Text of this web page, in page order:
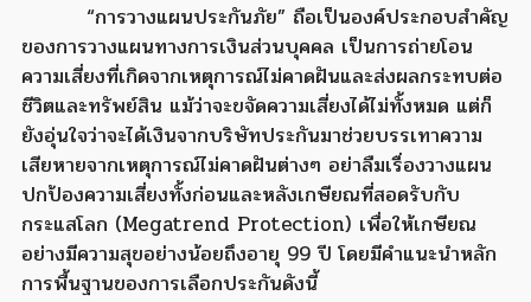
“การวางแผนประกันภัย” ถือเป็นองค์ประกอบสำคัญ
ของการวางแผนทางการเงินส่วนบุคคล เป็นการถ่ายโอน
ความเสี่ยงที่เกิดจากเหตุการณ์ไม่คาดฝันและส่งผลกระทบต่อ
ชีวิตและทรัพย์สิน แม้ว่าจะขจัดความเสี่ยงได้ไม่ทั้งหมด แต่ก็
ยังอุ่นใจว่าจะได้เงินจากบริษัทประกันมาช่วยบรรเทาความ
เสียหายจากเหตุการณ์ไม่คาดฝันต่างๆ อย่าลืมเรื่องวางแผน
ปกป้องความเสี่ยงทั้งก่อนและหลังเกษียณที่สอดรับกับ
กระแสโลก (Megatrend Protection) เพื่อให้เกษียณ
อย่างมีความสุขอย่างน้อยถึงอายุ 99 ปี โดยมีคำแนะนำหลัก
การพื้นฐานของการเลือกประกันดังนี้